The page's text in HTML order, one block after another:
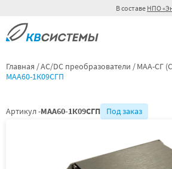
В составе НПО
Главная AC/DC преобразователи МАА-СГ
МАА60-1К09СГП
Артикул -МАА60-1К09СГП Под заказ